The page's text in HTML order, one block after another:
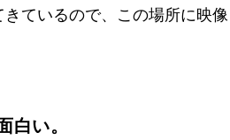
ているので、この場所に映像
い。